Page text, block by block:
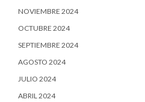
NOVIEMBRE 2024
OCTUBRE 2024
SEPTIEMBRE 2024
AGOSTO 2024
JULIO 2024
ABRIL 2024